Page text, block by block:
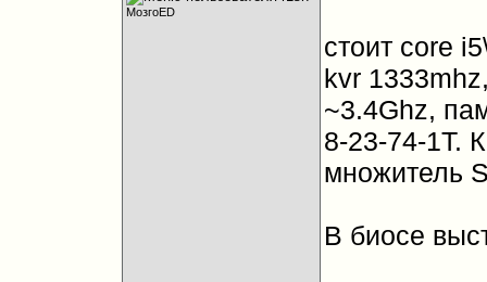
МозгоED
стоит core
kvr
~3.4Ghz,
8-23-74-1Т.
множитель
В биосе